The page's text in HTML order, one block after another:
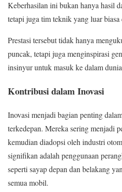
Keberhasilan ini bukan hanya hasil
tetapi juga tim teknik yang luar
Prestasi tersebut tidak hanya
puncak, tetapi juga menginspirasi
insinyur untuk masuk ke dalam
Kontribusi dalam Inovasi
Inovasi menjadi bagian penting
terkedepan. Mereka sering menjadi
kemudian diadopsi oleh industri
signifikan adalah penggunaan
seperti sayap depan dan belakang
semua mobil.